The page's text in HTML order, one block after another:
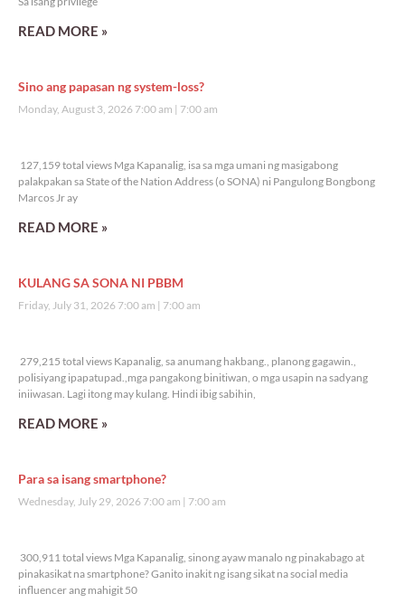
READ MORE »
Sino ang papasan ng system-loss?
Monday, August 3, 2026 7:00 am 7:00 am
127,159 total views Mga Kapanalig, isa sa mga umani ng masigabong
palakpakan sa State of the Nation Address (o SONA) ni Pangulong Bongbong
Marcos Jr ay
READ MORE »
KULANG SA SONA NI PBBM
Friday, July 31, 2026 7:00 am 7:00 am
279,215 total views Kapanalig, sa anumang hakbang., planong gagawin.,
polisiyang ipapatupad.,mga pangakong binitiwan, o mga usapin na sadyang
iniiwasan. Lagi itong may kulang. Hindi ibig sabihin,
READ MORE »
Para sa isang smartphone?
Wednesday, July 29, 2026 7:00 am 7:00 am
300,911 total views Mga Kapanalig, sinong ayaw manalo ng pinakabago at
pinakasikat na smartphone? Ganito inakit ng isang sikat na social media
influencer ang mahigit 50